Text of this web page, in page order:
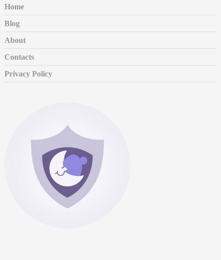
Home
Blog
About
Contacts
Privacy Policy